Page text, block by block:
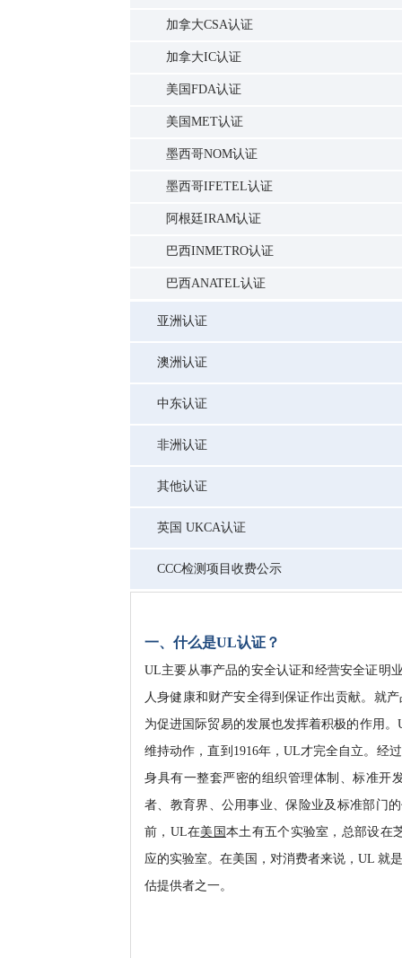
加拿大CSA认证
加拿大IC认证
美国FDA认证
美国MET认证
墨西哥NOM认证
墨西哥IFETEL认证
阿根廷IRAM认证
巴西INMETRO认证
巴西ANATEL认证
亚洲认证
澳洲认证
中东认证
非洲认证
其他认证
英国 UKCA认证
CCC检测项目收费公示
一、什么是UL认证？
UL主要从事产品的安全认证和经营安全证明
人身健康和财产安全得到保证作出贡献。就
为促进国际贸易的发展也发挥着积极的作用
维持动作，直到1916年，UL才完全自立。经
身具有一整套严密的组织管理体制、标准开
者、教育界、公用事业、保险业及标准部门
前，UL在美国 本土有五个实验室，总部设在
应的实验室。在美国，对消费者来说，UL 就
估提供者之一。